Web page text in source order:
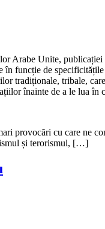
Arabe Unite,
funcție de
tradiționale, tribale,
înainte de a le lua în
provocări cu care ne
și terorismul, […]